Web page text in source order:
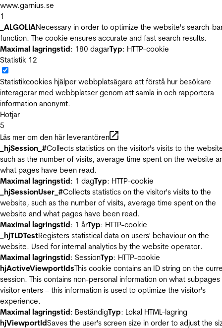
www.garnius.se
1
_ALGOLIANecessary in order to optimize the website's search-
function. The cookie ensures accurate and fast search results.
Maximal lagringstid: 180 dagarTyp: HTTP-cookie
Statistik 12
Statistikcookies hjälper webbplatsägare att förstå hur besökare
interagerar med webbplatser genom att samla in och rapportera
information anonymt.
Hotjar
5
Läs mer om den här leverantören
_hjSession_#Collects statistics on the visitor's visits to the
such as the number of visits, average time spent on the website
what pages have been read.
Maximal lagringstid: 1 dagTyp: HTTP-cookie
_hjSessionUser_#Collects statistics on the visitor's visits to the
website, such as the number of visits, average time spent on the
website and what pages have been read.
Maximal lagringstid: 1 årTyp: HTTP-cookie
_hjTLDTestRegisters statistical data on users' behaviour on the
website. Used for internal analytics by the website operator.
Maximal lagringstid: SessionTyp: HTTP-cookie
hjActiveViewportIdsThis cookie contains an ID string on the
session. This contains non-personal information on what
visitor enters – this information is used to optimize the visitor's
experience.
Maximal lagringstid: BeständigTyp: Lokal HTML-lagring
hjViewportIdSaves the user's screen size in order to adjust the